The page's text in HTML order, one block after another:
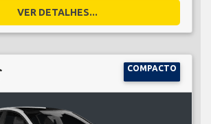
VER DETALHES...
COMPACTO